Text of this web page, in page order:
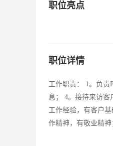
职位亮点
职位详情
工作职责： 1。负
息； 4。接待来访
工作经验，有客户
作精神，有敬业精